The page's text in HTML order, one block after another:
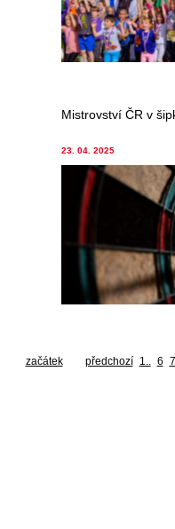
Mistrovství ČR v
23. 04. 2025
začátek předchozí 1.. 6 7